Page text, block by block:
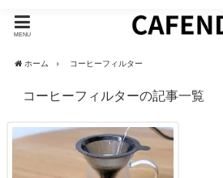
MENU
ホーム コーヒーフィルター
コーヒーフィルターの記事一覧